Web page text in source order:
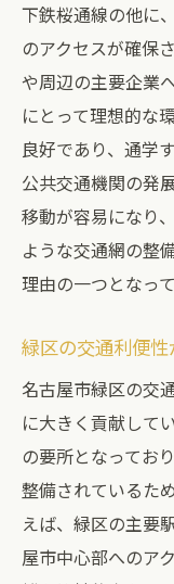
下鉄桜通線の他に
のアクセスが確保
や周辺の主要企業
にとって理想的な
良好であり、通学
公共交通機関の発
移動が容易になり
ような交通網の整
理由の一つとなって
緑区の交通利便
名古屋市緑区の交
に大きく貢献して
の要所となってお
整備されているた
えば、緑区の主要
屋市中心部へのア